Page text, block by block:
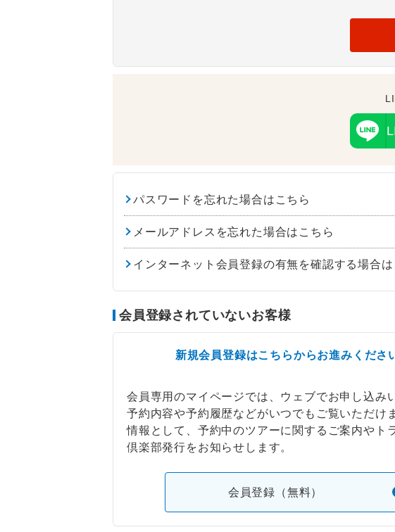
パスワードを忘れた場合はこちら
メールアドレスを忘れた場合はこちら
インターネット会員登録の有無を確認する場合は
会員登録されていないお客様
新規会員登録はこちらからお進みくださ
会員専用のマイページでは、ウェブでお申し込み
予約内容や予約履歴などがいつでもご覧いただけ
情報として、予約中のツアーに関するご案内やト
倶楽部発行をお知らせします。
会員登録（無料）